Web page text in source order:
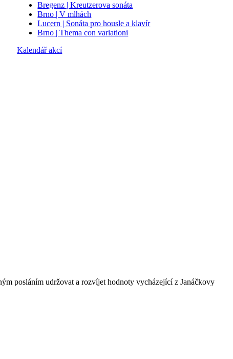
Bregenz | Kreutzerova sonáta
Brno | V mlhách
Lucern | Sonáta pro housle a klavír
Brno | Thema con variationi
Kalendář akcí
posláním udržovat a rozvíjet hodnoty vycházející z Janáčkovy